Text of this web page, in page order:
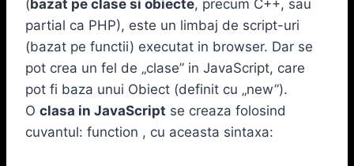
(bazat pe clase si obiecte, precum C++, sau
partial ca PHP), este un limbaj de script-uri
(bazat pe functii) executat in browser. Dar se
pot crea un fel de „clase” in JavaScript, care
pot fi baza unui Obiect (definit cu „new”).
O clasa in JavaScript se creaza folosind
cuvantul: function , cu aceasta sintaxa: